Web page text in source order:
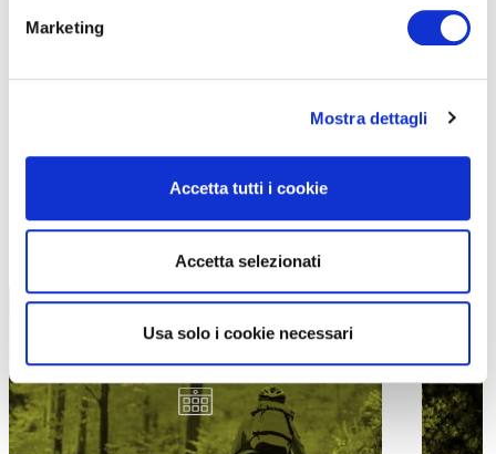
Marketing
Mostra dettagli
Accetta tutti i cookie
Accetta selezionati
Usa solo i cookie necessari
TUTTE LE CATEGORIE DEL MAGAZINE